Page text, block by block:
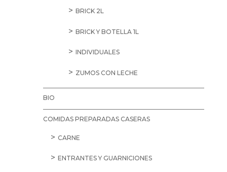
BRICK 2L
BRICK Y BOTELLA 1L
INDIVIDUALES
ZUMOS CON LECHE
BIO
COMIDAS PREPARADAS CASERAS
CARNE
ENTRANTES Y GUARNICIONES